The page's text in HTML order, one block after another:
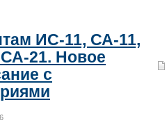
ИС-11, СА-11,
21. Новое
с